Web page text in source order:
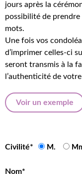
jours après la
possibilité de
mots.
Une fois vos
d’imprimer celles-ci
seront transmis à la
l’authenticité de
Voir un exemple
Civilité* M.
Nom*